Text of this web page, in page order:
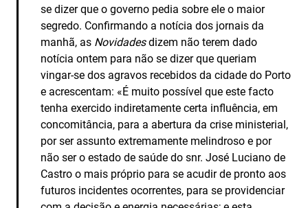
se dizer que o governo pedia sobre ele o maior
segredo. Confirmando a notícia dos jornais da
manhã, as Novidadesdizem não terem dado
notícia ontem para não se dizer que queriam
vingar­‑se dos agravos recebidos da cidade do Porto
e acrescentam: «É muito possível que este facto
tenha exercido indiretamente certa influência, em
concomitância, para a abertura da crise ministerial,
por ser assunto extremamente melindroso e por
não ser o estado de saúde do snr. José Luciano de
Castro o mais próprio para se acudir de pronto aos
futuros incidentes ocorrentes, para se providenciar